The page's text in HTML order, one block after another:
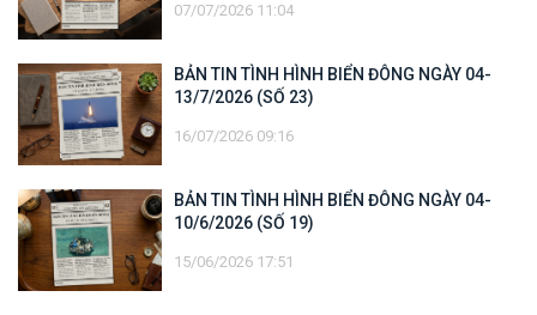
07/07/2026 11:04
BẢN TIN TÌNH HÌNH BIỂN ĐÔNG NGÀY 04-
13/7/2026 (SỐ 23)
16/07/2026 09:16
BẢN TIN TÌNH HÌNH BIỂN ĐÔNG NGÀY 04-
10/6/2026 (SỐ 19)
15/06/2026 17:51